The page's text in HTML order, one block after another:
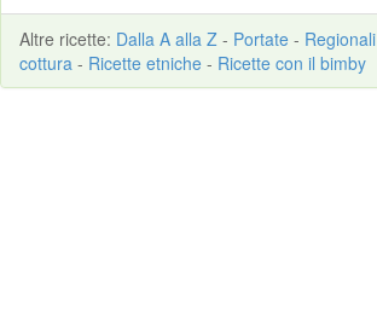
Altre ricette: Dalla A alla Z - Portate - Regionali
cottura - Ricette etniche - Ricette con il bimby